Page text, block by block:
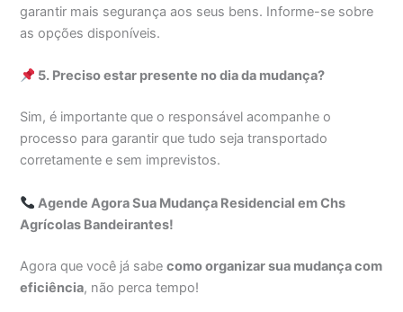
garantir mais segurança aos seus bens. Informe-se sobre
as opções disponíveis.
5. Preciso estar presente no dia da mudança?
Sim, é importante que o responsável acompanhe o
processo para garantir que tudo seja transportado
corretamente e sem imprevistos.
Agende Agora Sua Mudança Residencial em Chs
Agrícolas Bandeirantes!
Agora que você já sabecomo organizar sua mudança com
eficiência, não perca tempo!